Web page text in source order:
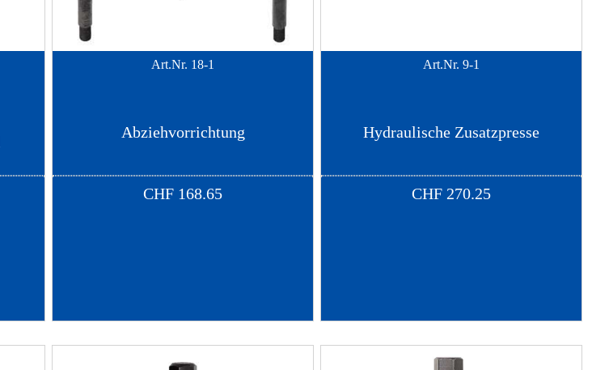
Art.Nr. 18-1
Abziehvorrichtung
CHF 168.65
Art.Nr. 9-1
Hydraulische Zusatzpresse
CHF 270.25